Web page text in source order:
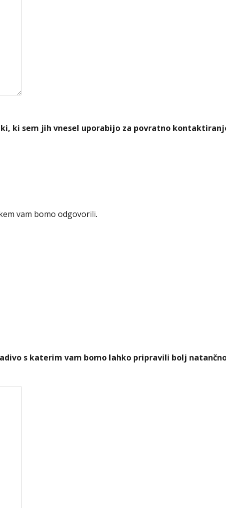
ki sem jih vnesel uporabijo za povratno
vam bomo odgovorili.
s katerim vam bomo lahko pripravili bolj